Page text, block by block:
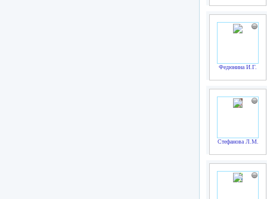
Федюнина И.Г.
Стефанова Л.М.